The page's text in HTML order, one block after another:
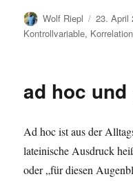
Autor
Wolf Riepl
am
23. April
Kontrollvariable, Korrelation
ad hoc
Ad hoc ist aus der
lateinische Ausdruck
oder „für diesen